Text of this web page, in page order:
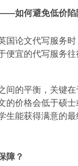
如何避免低价陷
国论文代写服务
便宜的代写服务
间的平衡，关键
的价格会低于硕
生能获得满意的
障？